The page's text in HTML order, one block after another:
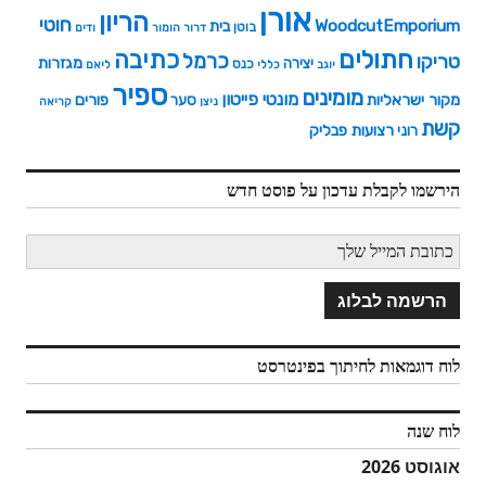
WoodcutEmporiumאורן בוטן בית דרור הומור הריון ודים חוטי
טריקו חתולים יוגב יצירה כללי כנס כרמלכתיבה ליאם מגזרות
מקור ישראליותמומינים מונטי פייטון ניצן סערספיר פורים קריאה
קשת רונירצועות פבליק
הירשמו לקבלת עדכון על פוסט חדש
לוח דוגמאות לחיתוך בפינטרסט
לוח שנה
אוגוסט 2026